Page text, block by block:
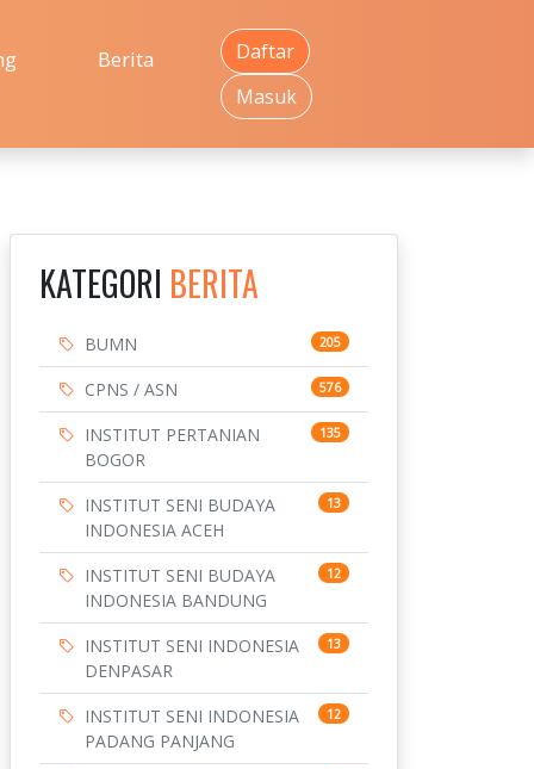
Berita
Daftar
Masuk
KATEGORI BERITA
BUMN 205
CPNS / ASN 576
INSTITUT PERTANIAN
BOGOR
135
INSTITUT SENI BUDAYA
INDONESIA ACEH
13
INSTITUT SENI BUDAYA
INDONESIA BANDUNG
12
INSTITUT SENI INDONESIA
DENPASAR
13
INSTITUT SENI INDONESIA
PADANG PANJANG
12